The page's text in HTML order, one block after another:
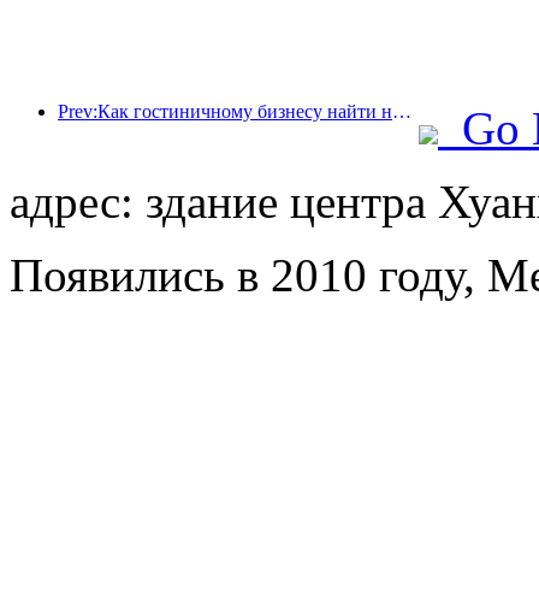
Prev:Как гостиничному бизнесу найти новые точки роста в условиях глобализации?
Go
адрес: здание центра
Появились в 2010 году,